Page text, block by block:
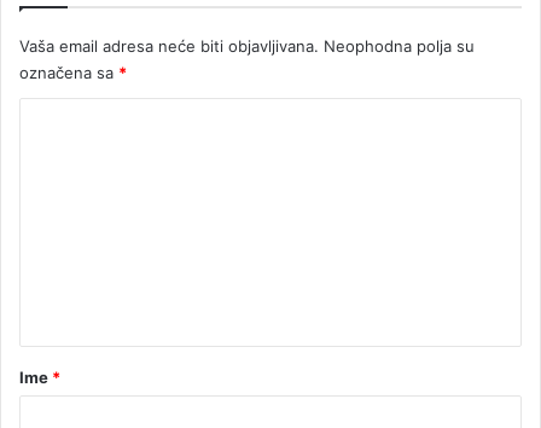
a
č
i
Vaša email adresa neće biti objavljivana. Neophodna polja su
označena sa *
r
Ime *